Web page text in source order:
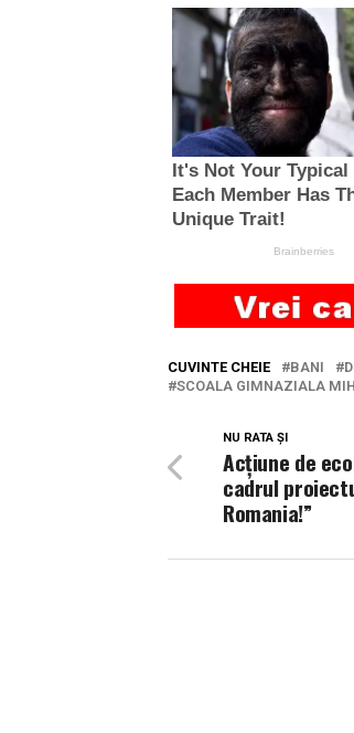
CUVINTE CHEIE BANI
SCOALA GIMNAZIALA
NU RATA ȘI
Acțiune de
cadrul
Romania!”